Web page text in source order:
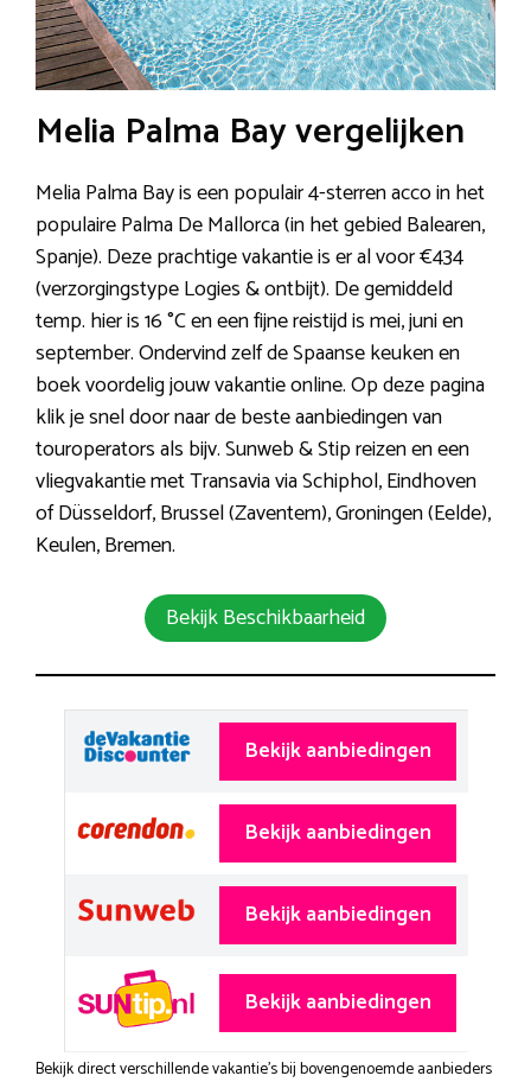
Melia Palma Bay vergelijken
Melia Palma Bay is een populair 4-sterren acco in het
populaire Palma De Mallorca (in het gebied Balearen,
Spanje). Deze prachtige vakantie is er al voor €434
(verzorgingstype Logies & ontbijt). De gemiddeld
temp. hier is 16 °C en een fijne reistijd is mei, juni en
september. Ondervind zelf de Spaanse keuken en
boek voordelig jouw vakantie online. Op deze pagina
klik je snel door naar de beste aanbiedingen van
touroperators als bijv. Sunweb & Stip reizen en een
vliegvakantie met Transavia via Schiphol, Eindhoven
of Düsseldorf, Brussel (Zaventem), Groningen (Eelde),
Keulen, Bremen.
Bekijk Beschikbaarheid
Bekijk aanbiedingen
Bekijk aanbiedingen
Bekijk aanbiedingen
Bekijk aanbiedingen
Bekijk direct verschillende vakantie's bij bovengenoemde aanbieders